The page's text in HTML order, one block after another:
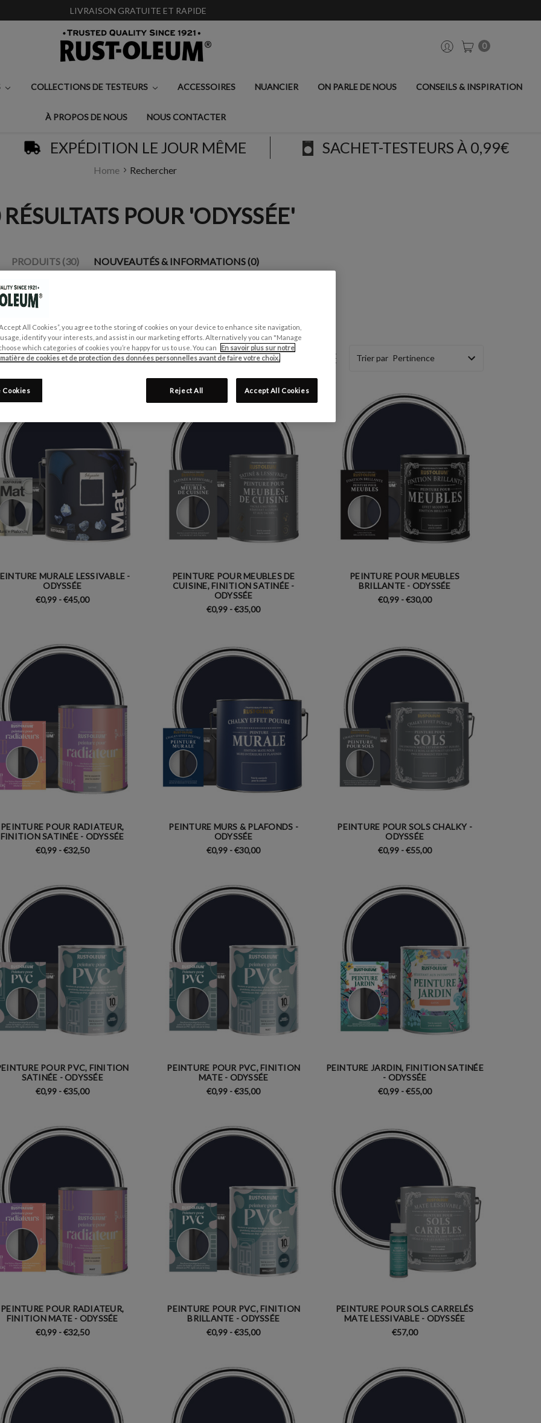
LIVRAISON GRATUITE ET RAPIDE
0
COLLECTIONS DE TESTEURS ACCESSOIRES NUANCIER ON PARLE DE NOUS CONSEILS & INSPIRATION
À PROPOS DE NOUS NOUS CONTACTER
EXPÉDITION LE JOUR MÊME SACHET-TESTEURS À 0,99€
Home Rechercher
POUR 'ODYSSÉE'
PRODUITS (30) NOUVEAUTÉS & INFORMATIONS (0)
Trier par
MURALE LESSIVABLE -
ODYSSÉE
€0,99 - €45,00
PEINTURE POUR MEUBLES DE
CUISINE, FINITION SATINÉE -
ODYSSÉE
€0,99 - €35,00
PEINTURE POUR MEUBLES
BRILLANTE - ODYSSÉE
€0,99 - €30,00
PEINTURE POUR RADIATEUR,
FINITION SATINÉE - ODYSSÉE
€0,99 - €32,50
PEINTURE MURS & PLAFONDS -
ODYSSÉE
€0,99 - €30,00
PEINTURE POUR SOLS CHALKY -
ODYSSÉE
€0,99 - €55,00
POUR PVC, FINITION
SATINÉE - ODYSSÉE
€0,99 - €35,00
PEINTURE POUR PVC, FINITION
MATE - ODYSSÉE
€0,99 - €35,00
PEINTURE JARDIN, FINITION SATINÉE
- ODYSSÉE
€0,99 - €55,00
PEINTURE POUR RADIATEUR,
FINITION MATE - ODYSSÉE
€0,99 - €32,50
PEINTURE POUR PVC, FINITION
BRILLANTE - ODYSSÉE
€0,99 - €35,00
PEINTURE POUR SOLS CARRELÉS
MATE LESSIVABLE - ODYSSÉE
€57,00
All Cookies”, you agree to the storing of cookies on your device to enhance site navigation,
identify your interests, and assist in our marketing efforts. Alternatively you can "Manage
which categories of cookies you’re happy for us to use. You can
En savoir plus sur notre
de cookies et de protection des données personnelles avant de faire votre choix.
Reject All Accept All Cookies
Cookies